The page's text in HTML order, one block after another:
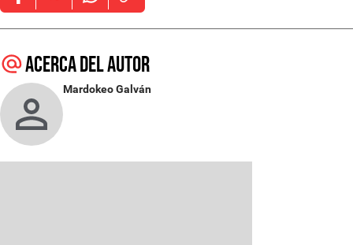
Acerca del autor
Mardokeo Galván